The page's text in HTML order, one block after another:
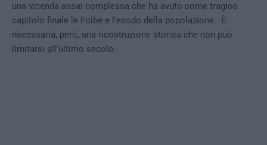
una vicenda assai complessa che ha avuto come tragico
capitolo finale le Foibe e l’esodo della popolazione. È
necessaria, però, una ricostruzione storica che non può
limitarsi all’ultimo secolo.